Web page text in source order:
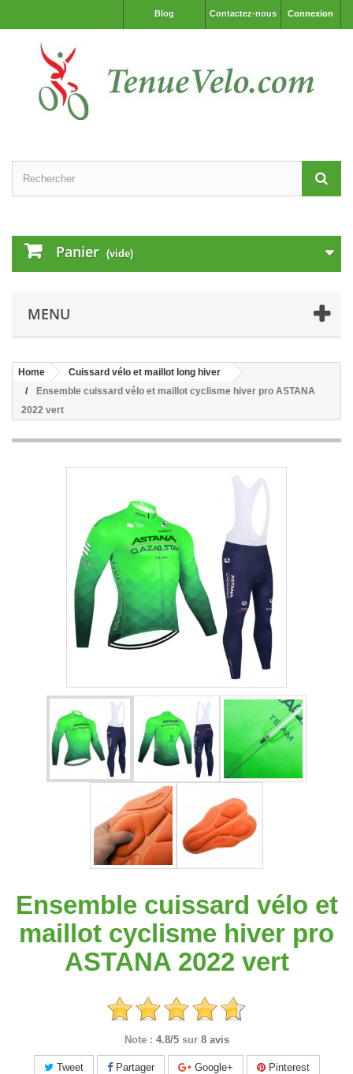
Connexion
Contactez-nous
Blog
Panier (vide)
MENU
Home
Cuissard vélo et maillot long hiver
Ensemble cuissard vélo et maillot cyclisme hiver pro ASTANA
2022 vert
Ensemble cuissard vélo et
maillot cyclisme hiver pro
ASTANA 2022 vert
Note : 4.8/5 sur 8 avis
Tweet Partager Google+ Pinterest